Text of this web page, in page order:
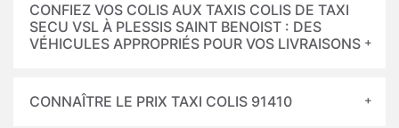
CONFIEZ VOS COLIS AUX TAXIS COLIS DE TAXI
SECU VSL À PLESSIS SAINT BENOIST : DES
VÉHICULES APPROPRIÉS POUR VOS LIVRAISONS
CONNAÎTRE LE PRIX TAXI COLIS 91410